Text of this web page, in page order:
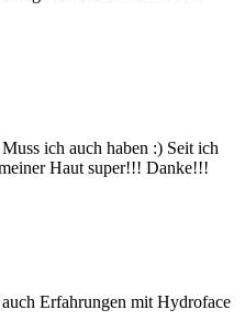
ich auch haben :) Seit ich
Haut super!!! Danke!!!
Erfahrungen mit Hydroface